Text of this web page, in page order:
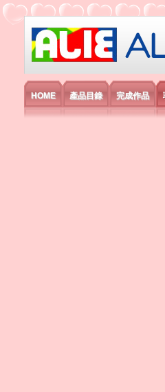
艾利國際電
HOME 產品目錄 完成作品